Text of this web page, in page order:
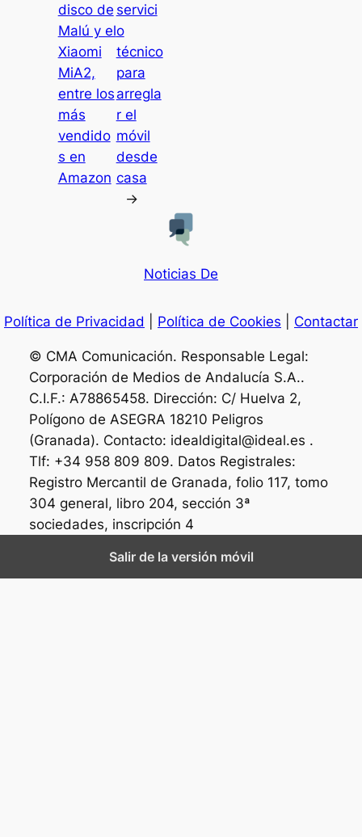
disco de
Malú y el
Xiaomi
MiA2,
entre los
más
vendido
s en
Amazon
servici
o
técnico
para
arregla
r el
móvil
desde
casa
→
Noticias De
Política de Privacidad Política de Cookies Contactar
© CMA Comunicación. Responsable Legal:
Corporación de Medios de Andalucía S.A..
C.I.F.: A78865458. Dirección: C/ Huelva 2,
Polígono de ASEGRA 18210 Peligros
(Granada). Contacto: idealdigital@ideal.es .
Tlf: +34 958 809 809. Datos Registrales:
Registro Mercantil de Granada, folio 117, tomo
304 general, libro 204, sección 3ª
sociedades, inscripción 4
Salir de la versión móvil